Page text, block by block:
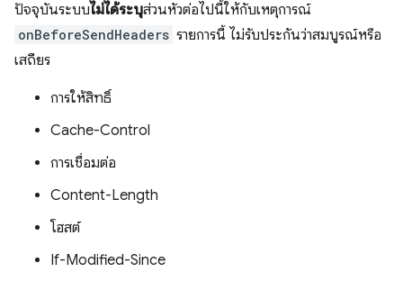
ปัจจุบันระบบไม่ได้ระบุส่วนหัวต่อไปนี้ให้กับเหตุการณ์
onBeforeSendHeaders รายการนี้ ไม่รับประกันว่าสมบูรณ์หรือ
เสถียร
การให้สิทธิ์
Cache-Control
การเชื่อมต่อ
Content-Length
โฮสต์
If-Modified-Since